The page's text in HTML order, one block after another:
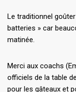
Le traditionnel
batteries » car
matinée.
Merci aux coachs
officiels de la table
pour les gâteaux et